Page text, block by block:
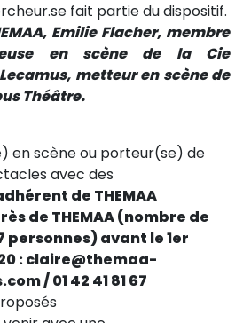
fait partie du dispositif.
Emilie Flacher, membre
en scène de la Cie
metteur en scène de
Théâtre.
en scène ou porteur(se) de
avec des
de THEMAA
de THEMAA (nombre de
personnes) avant le 1er
:claire@themaa-
/ 01 42 41 81 67